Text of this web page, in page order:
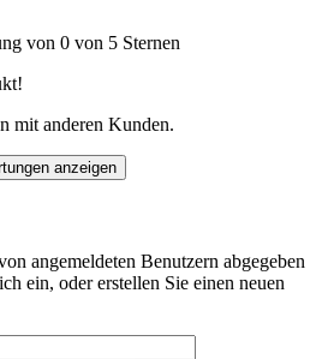
von 0 von 5 Sternen
mit anderen Kunden.
anzeigen
angemeldeten Benutzern abgegeben
ein, oder erstellen Sie einen neuen